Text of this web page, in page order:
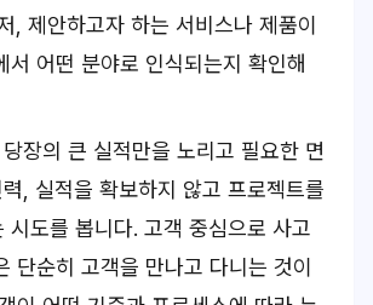
, 제안하고자 하는 서비스나 제품이
서 어떤 분야로 인식되는지 확인해
장의 큰 실적만을 노리고 필요한 면
, 실적을 확보하지 않고 프로젝트를
시도를 봅니다. 고객 중심으로 사고
단순히 고객을 만나고 다니는 것이